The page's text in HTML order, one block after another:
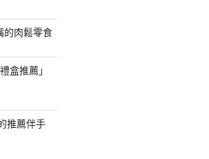
的肉鬆零食
盒推薦」
推薦伴手